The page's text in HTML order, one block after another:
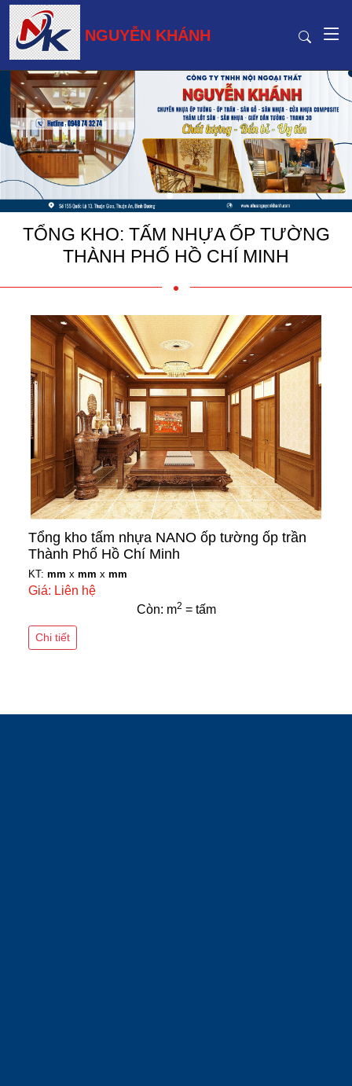
NGUYỄN KHÁNH
TỔNG KHO: TẤM NHỰA ỐP TƯỜNG
THÀNH PHỐ HỒ CHÍ MINH
Tổng kho tấm nhựa NANO ốp tường ốp trần
Thành Phố Hồ Chí Minh
KT: mm x mm x mm
Giá: Liên hệ
Còn: m2 = tấm
Chi tiết